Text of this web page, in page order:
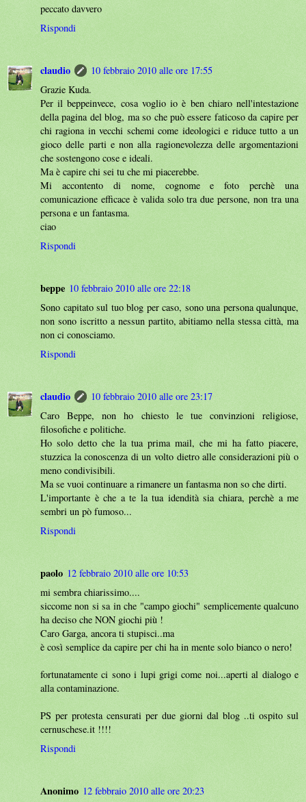
peccato davvero
Rispondi
claudio
10 febbraio 2010 alle ore 17:55
Grazie Kuda.
Per il beppeinvece, cosa voglio io è ben chiaro nell'intestazione
della pagina del blog, ma so che può essere faticoso da capire per
chi ragiona in vecchi schemi come ideologici e riduce tutto a un
gioco delle parti e non alla ragionevolezza delle argomentazioni
che sostengono cose e ideali.
Ma è capire chi sei tu che mi piacerebbe.
Mi accontento di nome, cognome e foto perchè una
comunicazione efficace è valida solo tra due persone, non tra una
persona e un fantasma.
ciao
Rispondi
beppe 10 febbraio 2010 alle ore 22:18
Sono capitato sul tuo blog per caso, sono una persona qualunque,
non sono iscritto a nessun partito, abitiamo nella stessa città, ma
non ci conosciamo.
Rispondi
claudio
10 febbraio 2010 alle ore 23:17
Caro Beppe, non ho chiesto le tue convinzioni religiose,
filosofiche e politiche.
Ho solo detto che la tua prima mail, che mi ha fatto piacere,
stuzzica la conoscenza di un volto dietro alle considerazioni più o
meno condivisibili.
Ma se vuoi continuare a rimanere un fantasma non so che dirti.
L'importante è che a te la tua idendità sia chiara, perchè a me
sembri un pò fumoso...
Rispondi
paolo 12 febbraio 2010 alle ore 10:53
mi sembra chiarissimo....
siccome non si sa in che "campo giochi" semplicemente qualcuno
ha deciso che NON giochi più !
Caro Garga, ancora ti stupisci..ma
è così semplice da capire per chi ha in mente solo bianco o nero!
fortunatamente ci sono i lupi grigi come noi...aperti al dialogo e
alla contaminazione.
PS per protesta censurati per due giorni dal blog ..ti ospito sul
cernuschese.it !!!!
Rispondi
Anonimo 12 febbraio 2010 alle ore 20:23